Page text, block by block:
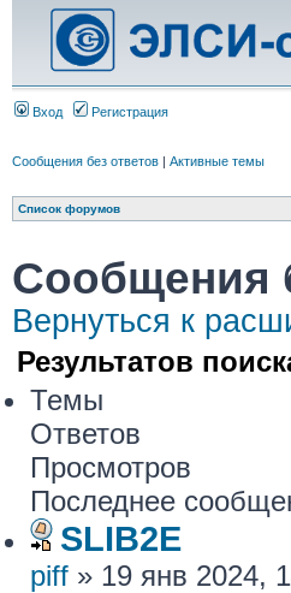
Вход Регистрация
Сообщения без ответов | Активные темы
Список форумов
Сообщения
Вернуться к
Результатов
Темы
Ответов
Просмотров
Последнее
SLIB2E
piff » 19 янв 2024,